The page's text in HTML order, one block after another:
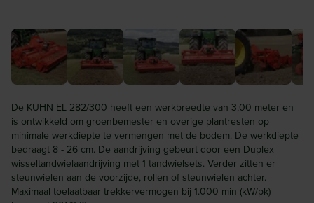
De KUHN EL 282/300 heeft een werkbreedte van 3,00 meter en
is ontwikkeld om groenbemester en overige plantresten op
minimale werkdiepte te vermengen met de bodem. De werkdiepte
bedraagt 8 - 26 cm. De aandrijving gebeurt door een Duplex
wisseltandwielaandrijving met 1 tandwielsets. Verder zitten er
steunwielen aan de voorzijde, rollen of steunwielen achter.
Maximaal toelaatbaar trekkervermogen bij 1.000 min (kW/pk)